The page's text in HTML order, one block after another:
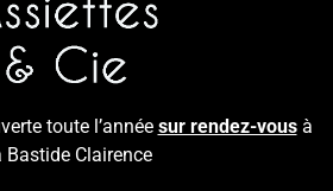
toute l’année sur rendez-vousà
Bastide Clairence